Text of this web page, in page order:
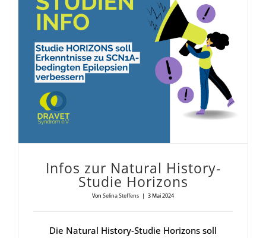
Infos zur Natu­ral Histo­ry-
Stu­die Hori­zons
Von Selina Steffens | 3 Mai 2024
Die Natural History-Studie Horizons soll